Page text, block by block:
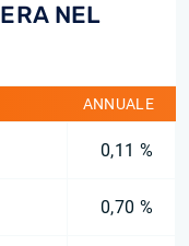
NEL
ANNUALE
0,11 %
0,70 %